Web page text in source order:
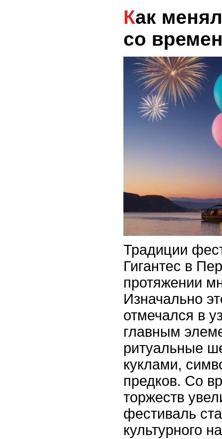
Как менялся праздник
со
Традиции
Гигантес в
протяжении
Изначально
отмечался в
главным
ритуальные
куклами,
предков. Со
торжеств
фестиваль
культурного